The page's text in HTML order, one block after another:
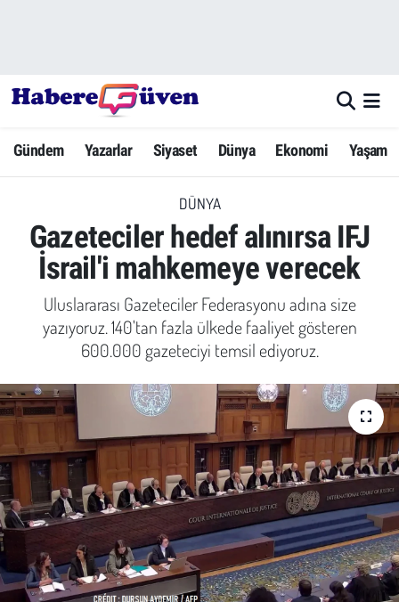
Gündem Yazarlar Siyaset Dünya Ekonomi Yaşam
DÜNYA
Gazeteciler hedef alınırsa IFJ
İsrail'i mahkemeye verecek
Uluslararası Gazeteciler Federasyonu adına size
yazıyoruz. 140'tan fazla ülkede faaliyet gösteren
600.000 gazeteciyi temsil ediyoruz.
Yazarlar
Dünya
Ekonomi
Yaşam
Yerel Haberler
Eğitim
Sağlık
Kadın
Emek
Spor
Hava Durumu
Trafik Durumu
Süper Lig Puan Durumu ve Fikstür
Tüm Manşetler
Son Dakika Haberleri
Haber Arşivi